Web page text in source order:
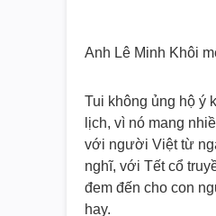
Anh Lê Minh Khôi
Tui không ủng hộ ý
lịch, vì nó mang
với người Việt từ
nghĩ, với Tết cổ
đem đến cho con
hay.